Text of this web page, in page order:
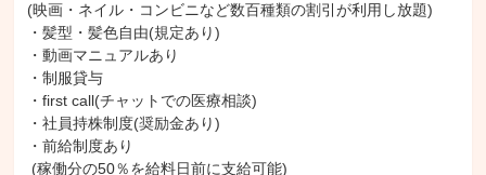
(映画・ネイル・コンビニなど数百種類の割引が利用し放題)
・髪型・髪色自由(規定あり)
・動画マニュアルあり
・制服貸与
・first call(チャットでの医療相談)
・社員持株制度(奨励金あり)
・前給制度あり